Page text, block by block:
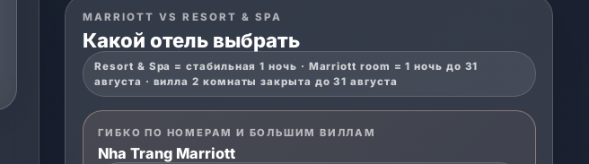
MARRIOTT VS RESORT & SPA
Какой отель выбрать
Resort & Spa = стабильная 1 ночь · Marriott room = 1 ночь до 31
августа · вилла 2 комнаты закрыта до 31 августа
ГИБКО ПО НОМЕРАМ И БОЛЬШИМ ВИЛЛАМ
Nha Trang Marriott